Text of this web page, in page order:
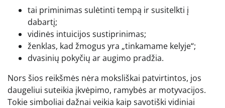
tai priminimas sulėtinti tempą ir susitelkti į
dabartį;
vidinės intuicijos sustiprinimas;
ženklas, kad žmogus yra „tinkamame kelyje“;
dvasinių pokyčių ar augimo pradžia.
Nors šios reikšmės nėra moksliškai patvirtintos, jos
daugeliui suteikia įkvėpimo, ramybės ar motyvacijos.
Tokie simboliai dažnai veikia kaip savotiški vidiniai